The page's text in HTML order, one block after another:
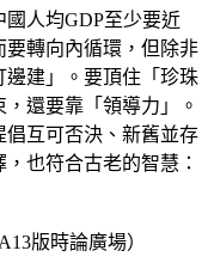
人均GDP至少要近
轉向內循環，但除非
邊建」。要頂住「珍珠
還要靠「領導力」。
互可否決、新舊並存
也符合古老的智慧：
版時論廣場）